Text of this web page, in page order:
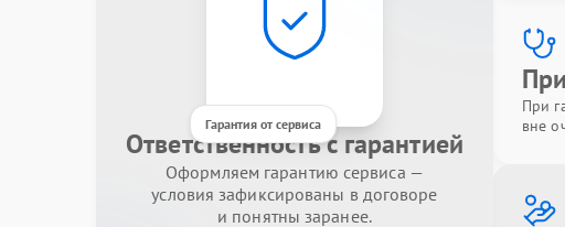
Гарантия от сервиса
Ответственность с гарантией
Оформляем гарантию сервиса —
условия зафиксированы в договоре
и понятны заранее.
При
вне